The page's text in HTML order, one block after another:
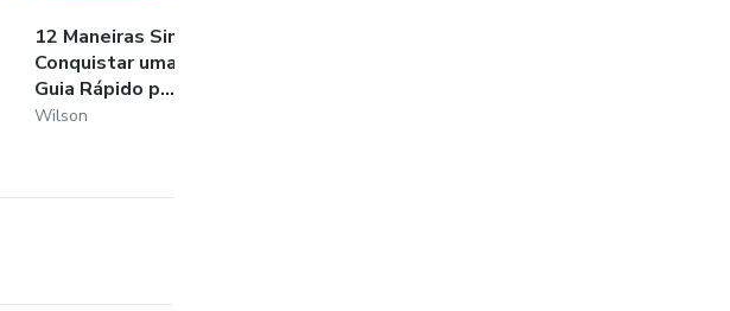
12 Maneiras Simples de
Conquistar uma Garota –
Guia Rápido p...
Wilson